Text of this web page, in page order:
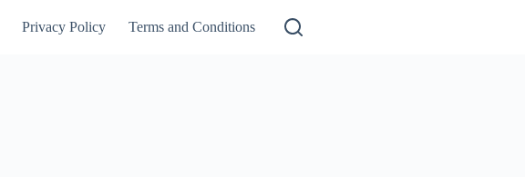
Privacy Policy Terms and Conditions